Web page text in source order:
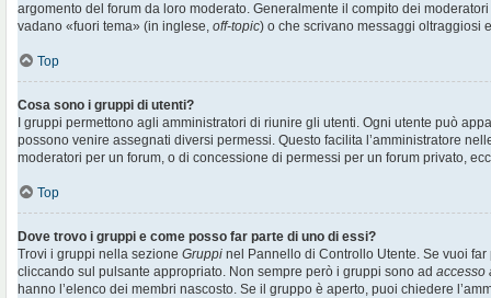
argomento del forum da loro moderato. Generalmente il compito dei
vadano «fuori tema» (in inglese, off-topic) o che scrivano messaggi oltraggiosi
Top
Cosa sono i gruppi di utenti?
I gruppi permettono agli amministratori di riunire gli utenti. Ogni utente può
possono venire assegnati diversi permessi. Questo facilita l’amministratore
moderatori per un forum, o di concessione di permessi per un forum privato,
Top
Dove trovo i gruppi e come posso far parte di uno di essi?
Trovi i gruppi nella sezione Gruppi nel Pannello di Controllo Utente. Se vuoi
cliccando sul pulsante appropriato. Non sempre però i gruppi sono ad accesso
hanno l’elenco dei membri nascosto. Se il gruppo è aperto, puoi chiedere